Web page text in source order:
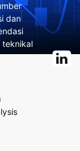
dan
teknikal